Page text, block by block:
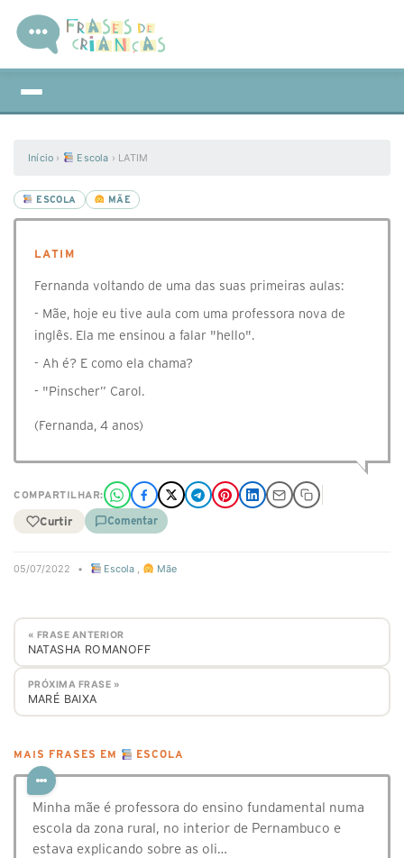
Início › Escola › LATIM
ESCOLA MÃE
LATIM
Fernanda voltando de uma das suas primeiras aulas:
- Mãe, hoje eu tive aula com uma professora nova de
inglês. Ela me ensinou a falar "hello".
- Ah é? E como ela chama?
- "Pinscher” Carol.
(Fernanda, 4 anos)
COMPARTILHAR:
Curtir Comentar
05/07/2022 • Escola , Mãe
« FRASE ANTERIOR
NATASHA ROMANOFF
PRÓXIMA FRASE »
MARÉ BAIXA
MAIS FRASES EM ESCOLA
Minha mãe é professora do ensino fundamental numa
escola da zona rural, no interior de Pernambuco e
estava explicando sobre as oli…